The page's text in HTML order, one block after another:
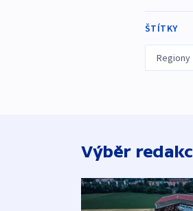
ŠTÍTKY
Regiony
Výběr